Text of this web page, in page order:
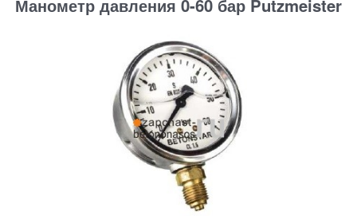
Манометр давления 0-60 бар Putzmeister